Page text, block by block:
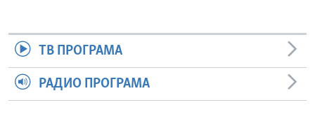
ТВ ПРОГРАМА
РАДИО ПРОГРАМА